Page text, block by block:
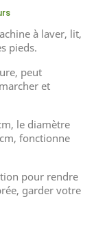
à laver, lit,
pieds.
peut
et
le diamètre
fonctionne
pour rendre
garder votre